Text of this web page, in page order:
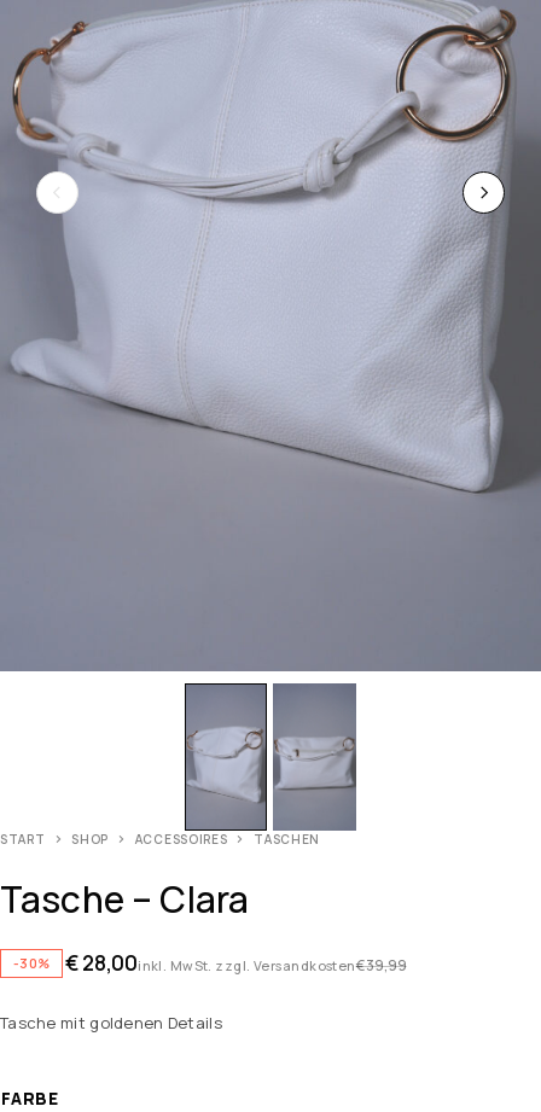
START SHOP ACCESSOIRES TASCHEN
Tasche – Clara
-30% €39,99
€28,00inkl. MwSt. zzgl. Versandkosten
Tasche mit goldenen Details
FARBE